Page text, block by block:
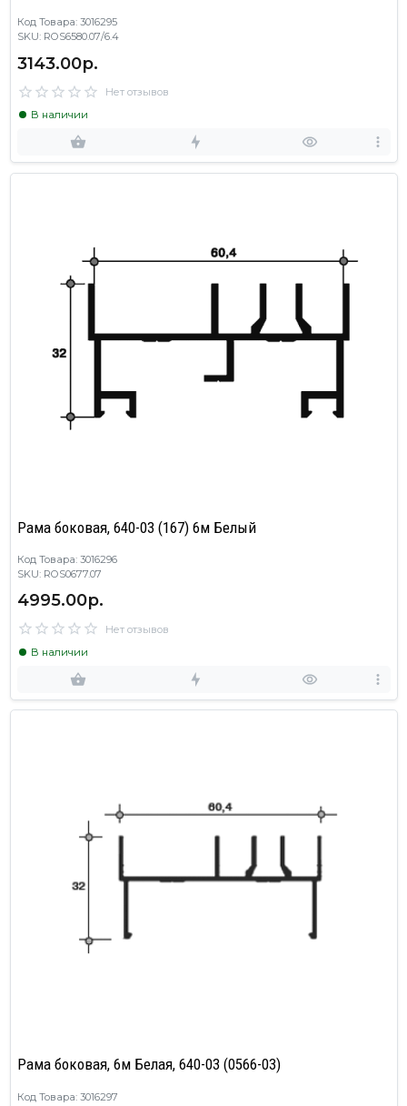
Код Товара: 3016295
SKU: ROS6580.07/6.4
3143.00р.
Нет отзывов
В наличии
Рама боковая, 640-03 (167) 6м Белый
Код Товара: 3016296
SKU: ROS0677.07
4995.00р.
Нет отзывов
В наличии
Рама боковая, 6м Белая, 640-03 (0566-03)
Код Товара: 3016297